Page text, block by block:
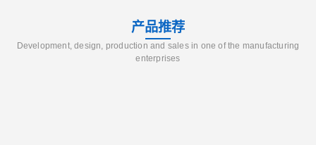
产品推荐
Development, design, production and sales in one of the manufacturing
enterprises